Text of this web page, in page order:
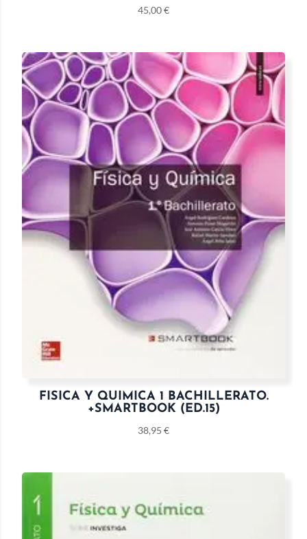
45,00€
FISICA Y QUIMICA 1 BACHILLERATO.
+SMARTBOOK (ED.15)
38,95 €